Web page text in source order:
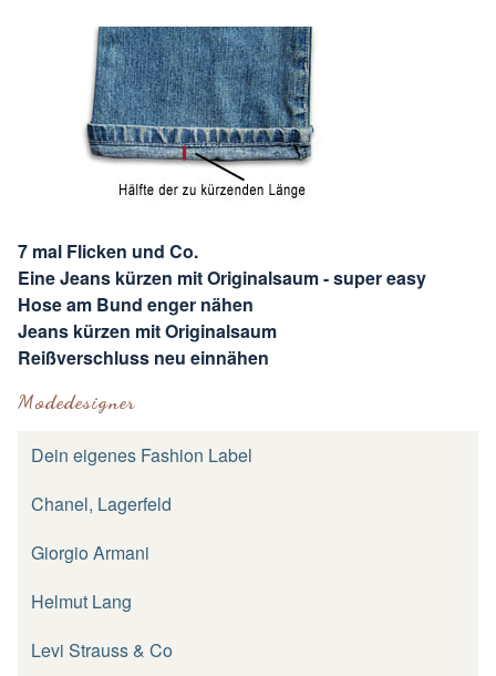
7 mal Flicken und Co.
Eine Jeans kürzen mit Originalsaum - super easy
Hose am Bund enger nähen
Jeans kürzen mit Originalsaum
Reißverschluss neu einnähen
Modedesigner
Dein eigenes Fashion Label
Chanel, Lagerfeld
Giorgio Armani
Helmut Lang
Levi Strauss & Co